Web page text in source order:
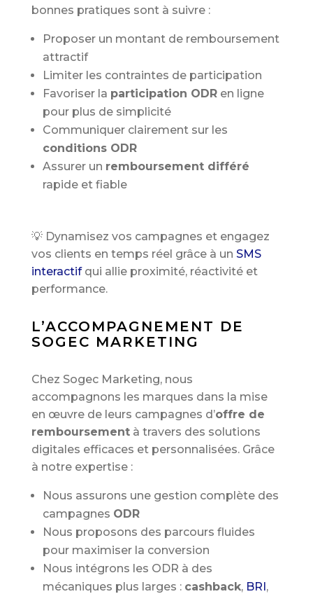
bonnes pratiques sont à suivre :
Proposer un montant de remboursement
attractif
Limiter les contraintes de participation
Favoriser la participation ODRen ligne
pour plus de simplicité
Communiquer clairement sur les
conditions ODR
Assurer un remboursement différé
rapide et fiable
💡 Dynamisez vos campagnes et engagez
vos clients en temps réel grâce à un SMS
interactifqui allie proximité, réactivité et
performance.
L’ACCOMPAGNEMENT DE
SOGEC MARKETING
Chez Sogec Marketing, nous
accompagnons les marques dans la mise
en œuvre de leurs campagnes d’offre de
remboursementà travers des solutions
digitales efficaces et personnalisées. Grâce
à notre expertise :
Nous assurons une gestion complète des
campagnes ODR
Nous proposons des parcours fluides
pour maximiser la conversion
Nous intégrons les ODR à des
mécaniques plus larges : cashback, BRI,